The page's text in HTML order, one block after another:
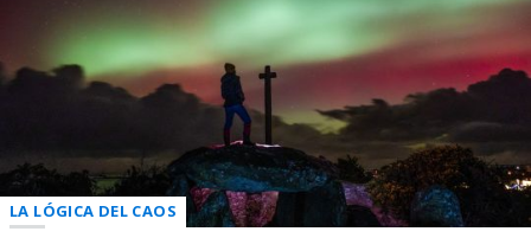
LA LÓGICA DEL CAOS